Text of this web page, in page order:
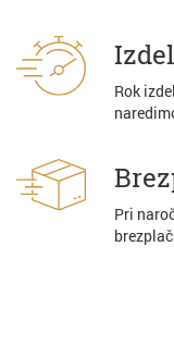
Rok
Pri